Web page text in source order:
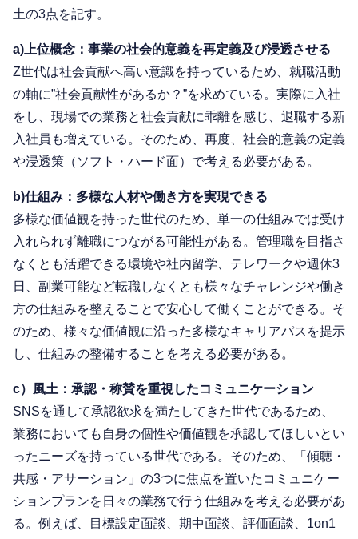
土の3点を記す。
a)上位概念：事業の社会的意義を再定義及び浸透させる
Z世代は社会貢献へ高い意識を持っているため、就職活動
の軸に”社会貢献性があるか？”を求めている。実際に入社
をし、現場での業務と社会貢献に乖離を感じ、退職する新
入社員も増えている。そのため、再度、社会的意義の定義
や浸透策（ソフト・ハード面）で考える必要がある。
b)仕組み：多様な人材や働き方を実現できる
多様な価値観を持った世代のため、単一の仕組みでは受け
入れられず離職につながる可能性がある。管理職を目指さ
なくとも活躍できる環境や社内留学、テレワークや週休3
日、副業可能など転職しなくとも様々なチャレンジや働き
方の仕組みを整えることで安心して働くことができる。そ
のため、様々な価値観に沿った多様なキャリアパスを提示
し、仕組みの整備することを考える必要がある。
c）風土：承認・称賛を重視したコミュニケーション
SNSを通して承認欲求を満たしてきた世代であるため、
業務においても自身の個性や価値観を承認してほしいとい
ったニーズを持っている世代である。そのため、「傾聴・
共感・アサーション」の3つに焦点を置いたコミュニケー
ションプランを日々の業務で行う仕組みを考える必要があ
る。例えば、目標設定面談、期中面談、評価面談、1on1